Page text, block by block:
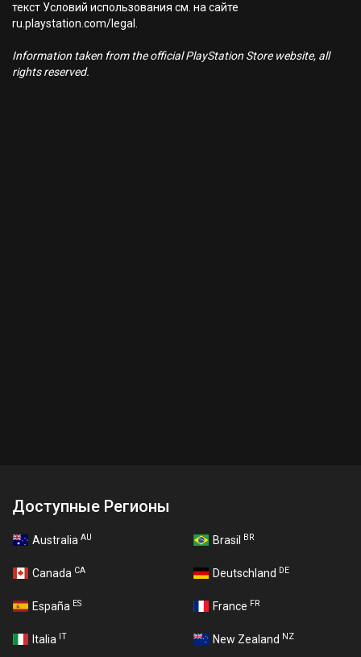
текст Условий использования см. на сайте
ru.playstation.com/legal.
Information taken from the official PlayStation Store website, all
rights reserved.
Доступные Регионы
Australia AU Brasil BR
Canada CA Deutschland DE
España ES France FR
Italia IT New Zealand NZ